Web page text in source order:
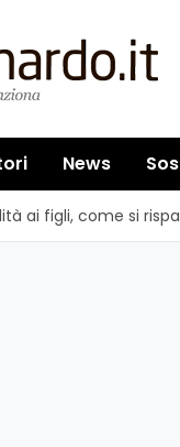
News
ai figli, come si